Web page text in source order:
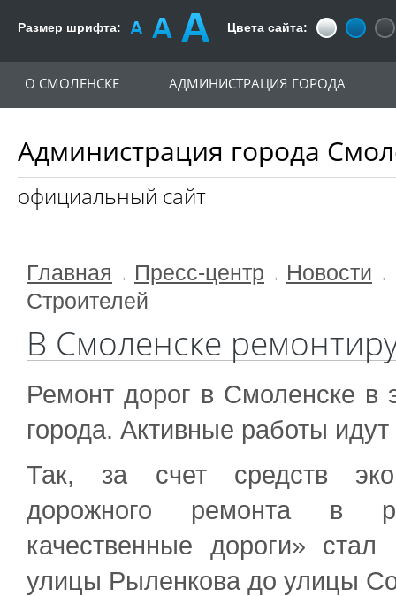
Размер шрифта: Цвета сайта:
Администрация города
официальный сайт
О СМОЛЕНСКЕ АДМИНИСТРАЦИЯ ГОРОДА
Главная Пресс-центр Новости
Строителей
В Смоленске
Ремонт дорог в Смоленске в
города. Активные работы
Так, за счет средств
дорожного ремонта в
качественные дороги»
улицы Рыленкова до улицы